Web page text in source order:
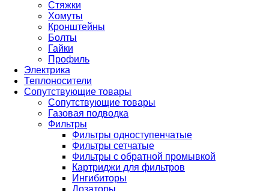
Стяжки
Хомуты
Кронштейны
Болты
Гайки
Профиль
Электрика
Теплоносители
Сопутствующие товары
Сопутствующие товары
Газовая подводка
Фильтры
Фильтры одноступенчатые
Фильтры сетчатые
Фильтры с обратной промывкой
Картриджи для фильтров
Ингибиторы